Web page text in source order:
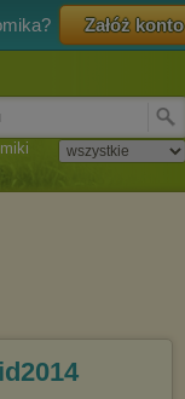
Załóż konto